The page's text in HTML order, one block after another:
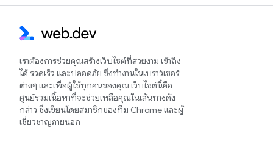
เราต้องการช่วยคุณสร้างเว็บไซต์ที่สวยงาม เข้าถึง
ได้ รวดเร็ว และปลอดภัย ซึ่งทำงานในเบราว์เซอร์
ต่างๆ และเพื่อผู้ใช้ทุกคนของคุณ เว็บไซต์นี้คือ
ศูนย์รวมเนื้อหาที่จะช่วยเหลือคุณในเส้นทางดัง
กล่าว ซึ่งเขียนโดยสมาชิกของทีม Chrome และผู้
เชี่ยวชาญภายนอก